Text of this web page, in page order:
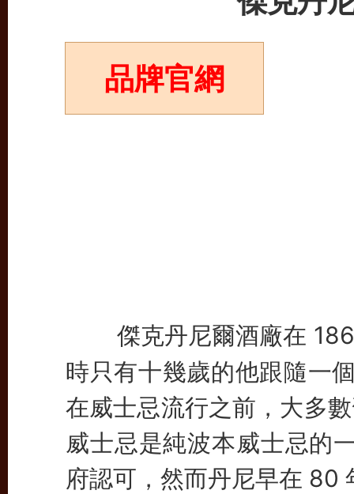
品牌官網
傑克丹尼爾酒廠在
時只有十幾歲的他跟隨一
在威士忌流行之前，大多
威士忌是純波本威士忌的
府認可，然而丹尼早在 80